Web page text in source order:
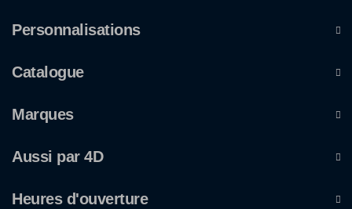
Personnalisations
Catalogue
Marques
Aussi par 4D
Heures d'ouverture